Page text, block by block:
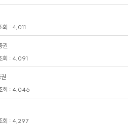
회 : 4,011
권
회 : 4,091
회 : 4,046
회 : 4,297